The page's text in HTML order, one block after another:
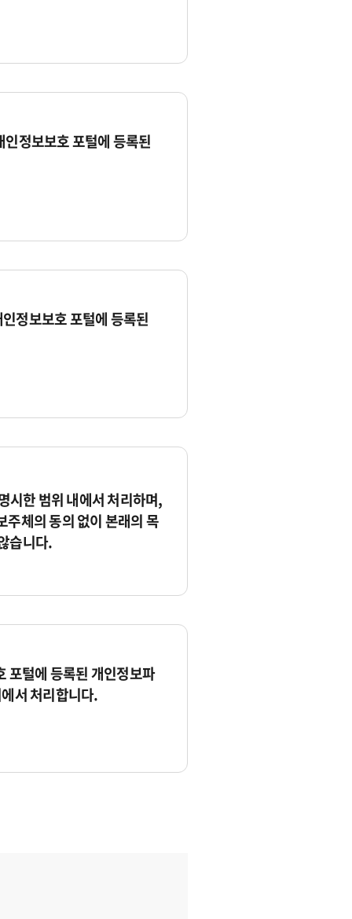
정보보호 포털에 등록된
정보보호 포털에 등록된
시한 범위 내에서 처리하며,
체의 동의 없이 본래의 목
습니다.
포털에 등록된 개인정보파
서 처리합니다.